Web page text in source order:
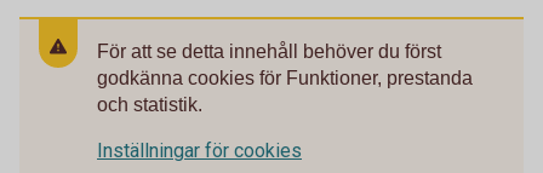
För att se detta innehåll behöver du först
godkänna cookies för Funktioner, prestanda
och statistik.
Inställningar för cookies